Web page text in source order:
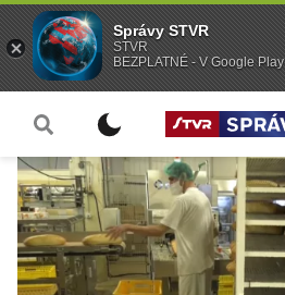
Správy STVR
STVR
BEZPLATNÉ - V Google Play